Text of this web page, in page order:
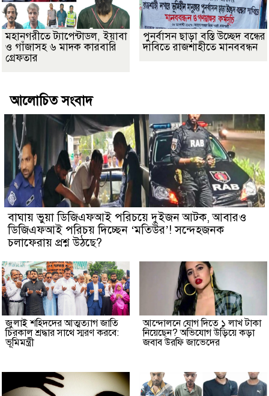
মহানগরীতে ট্যাপেন্টাডল, ইয়াবা
ও গাঁজাসহ ৬ মাদক কারবারি
গ্রেফতার
পুনর্বাসন ছাড়া বস্তি উচ্ছেদ বন্ধের
দাবিতে রাজশাহীতে মানববন্ধন
আলোচিত সংবাদ
বাঘায় ভুয়া ডিজিএফআই পরিচয়ে দুইজন আটক, আবারও
ডিজিএফআই পরিচয় দিচ্ছেন ‘মতিউর’! সন্দেহজনক
চলাফেরায় প্রশ্ন উঠছে?
জুলাই শহিদদের আত্মত্যাগ জাতি
চিরকাল শ্রদ্ধার সাথে স্মরণ করবে:
ভূমিমন্ত্রী
আন্দোলনে যোগ দিতে ১ লাখ টাকা
নিয়েছেন? অভিযোগ উড়িয়ে কড়া
জবাব উরফি জাভেদের